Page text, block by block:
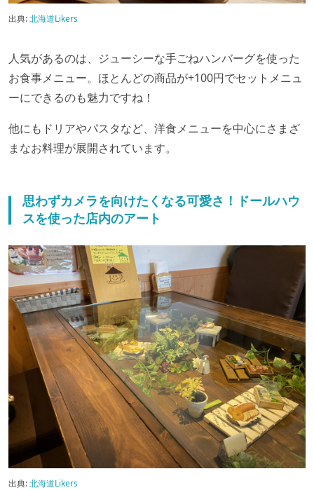
出典:北海道Likers
人気があるのは、ジューシーな手ごねハンバーグを使った
お食事メニュー。ほとんどの商品が+100円でセットメニュ
ーにできるのも魅力ですね！
他にもドリアやパスタなど、洋食メニューを中心にさまざ
まなお料理が展開されています。
思わずカメラを向けたくなる可愛さ！ドールハウ
スを使った店内のアート
出典:北海道Likers